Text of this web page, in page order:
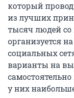
который
из лучших
тысяч людей со
организуется
социальных
варианты на
у них